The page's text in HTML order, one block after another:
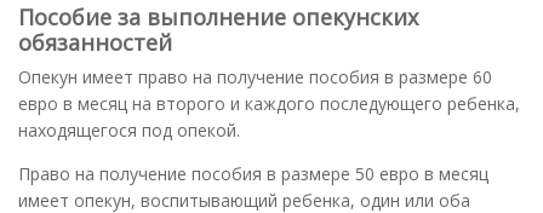
Пособие за выполнение опекунских
обязанностей
Опекун имеет право на получение пособия в размере 60
евро в месяц на второго и каждого последующего ребенка,
находящегося под опекой.
Право на получение пособия в размере 50 евро в месяц
имеет опекун, воспитывающий ребенка, один или оба